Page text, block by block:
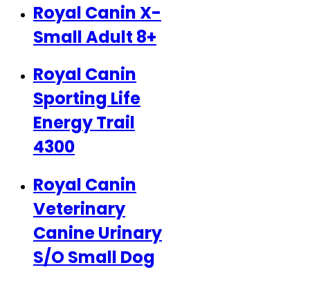
Royal Canin X-
Small Adult 8+
Royal Canin
Sporting Life
Energy Trail
4300
Royal Canin
Veterinary
Canine Urinary
S/O Small Dog